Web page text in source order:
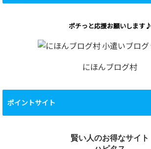
ポチっと応援お願いします♪
にほんブログ村
ポイントサイト
賢い人のお得なサイト